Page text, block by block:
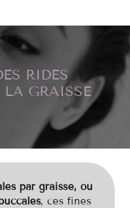
RIDES
LA GRAISSE
par graisse, ou
, ces fines